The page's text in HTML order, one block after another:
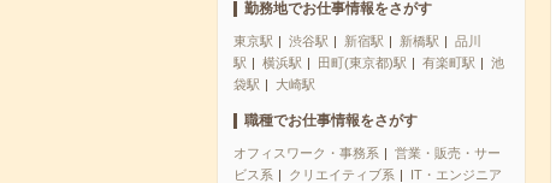
勤務地でお仕事情報をさがす
東京駅 渋谷駅 新宿駅 新橋駅
品川
駅
横浜駅 田町(東京都)駅 有楽町駅
池
袋駅
大崎駅
職種でお仕事情報をさがす
オフィスワーク・事務系
営業・販売・サー
ビス系
クリエイティブ系
IT・エンジニア